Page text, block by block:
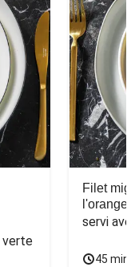
verte
Filet
l'orange
servi
45